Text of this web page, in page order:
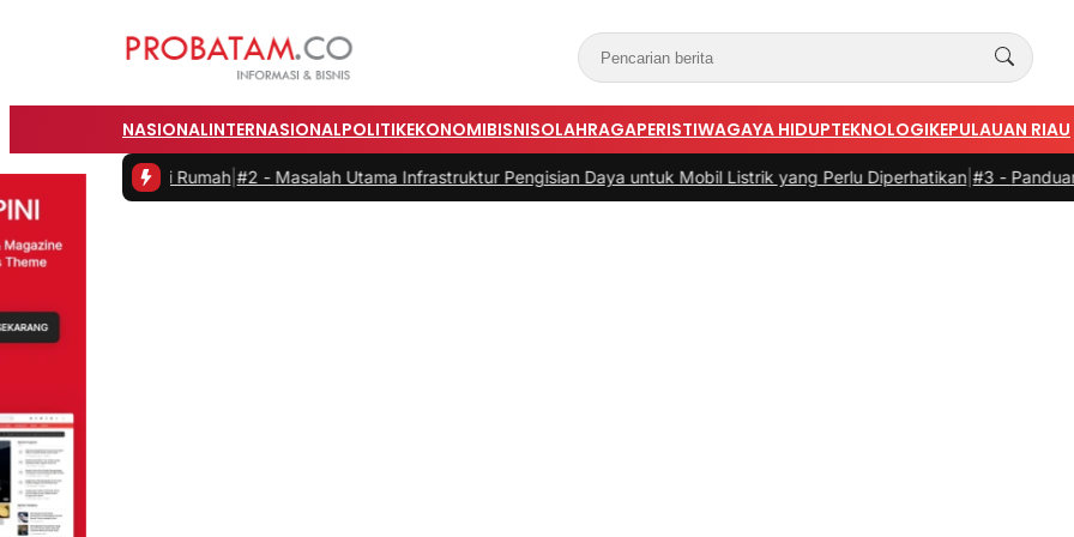
NASIONALINTERNASIONALPOLITIKEKONOMIBISNISOLAHRAGAPERISTIWAGAYA HIDUPTEKNOLOGIKEPULAUAN RIAU
Rumah #2 -Masalah Utama Infrastruktur Pengisian Daya untuk Mobil Listrik yang Perlu Diperhatikan|#3 -Panduan Belanja Online